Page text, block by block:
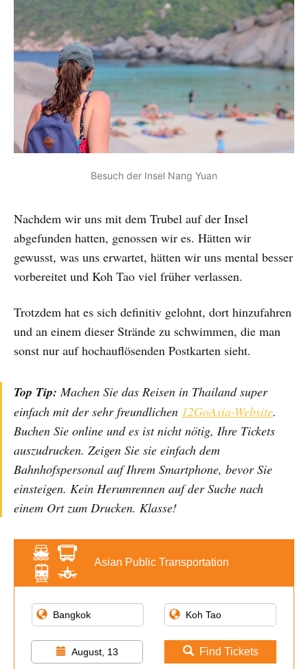
Besuch der Insel Nang Yuan
Nachdem wir uns mit dem Trubel auf der Insel
abgefunden hatten, genossen wir es. Hätten wir
gewusst, was uns erwartet, hätten wir uns mental besser
vorbereitet und Koh Tao viel früher verlassen.
Trotzdem hat es sich definitiv gelohnt, dort hinzufahren
und an einem dieser Strände zu schwimmen, die man
sonst nur auf hochauflösenden Postkarten sieht.
Top Tip: Machen Sie das Reisen in Thailand super
einfach mit der sehr freundlichen 12GoAsia-Website.
Buchen Sie online und es ist nicht nötig, Ihre Tickets
auszudrucken. Zeigen Sie sie einfach dem
Bahnhofspersonal auf Ihrem Smartphone, bevor Sie
einsteigen. Kein Herumrennen auf der Suche nach
einem Ort zum Drucken. Klasse!
Asian Public Transportation
August, 13 Find Tickets